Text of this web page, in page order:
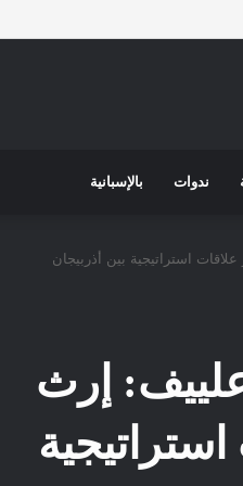
ندوات بالإسبانية
علاقات استراتيجية بين أذربيجان
حيدر علييف: إرث